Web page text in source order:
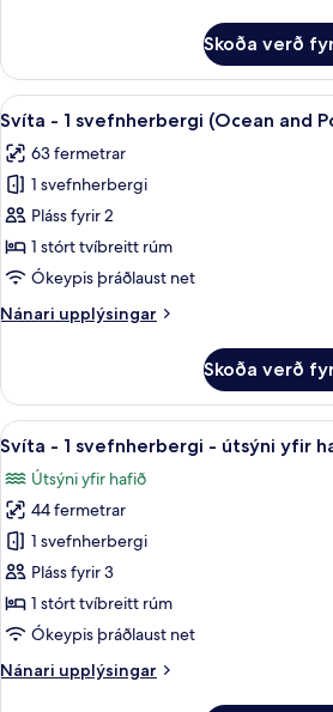
-
svefnherbergi
Skoða verð
Skoða
allar
myndir
fyrir
Svíta
-
1
(Ocean
View)
Rúmföt
5
Svíta - 1 svefnherbergi (Ocean and
63 fermetrar
1 svefnherbergi
Pláss fyrir 2
1 stórt tvíbreitt rúm
Ókeypis þráðlaust net
Nánari upplýsingar
Nánari
-
svefnherbergi
and
Pool
View)
Skoða verð
Skoða
allar
myndir
fyrir
Svíta
-
1
svefnherbergi
útsýni
Rúmföt
7
Svíta - 1 svefnherbergi - útsýni yfir
Útsýni yfir hafið
44 fermetrar
1 svefnherbergi
Pláss fyrir 3
1 stórt tvíbreitt rúm
Ókeypis þráðlaust net
Nánari upplýsingar
Nánari